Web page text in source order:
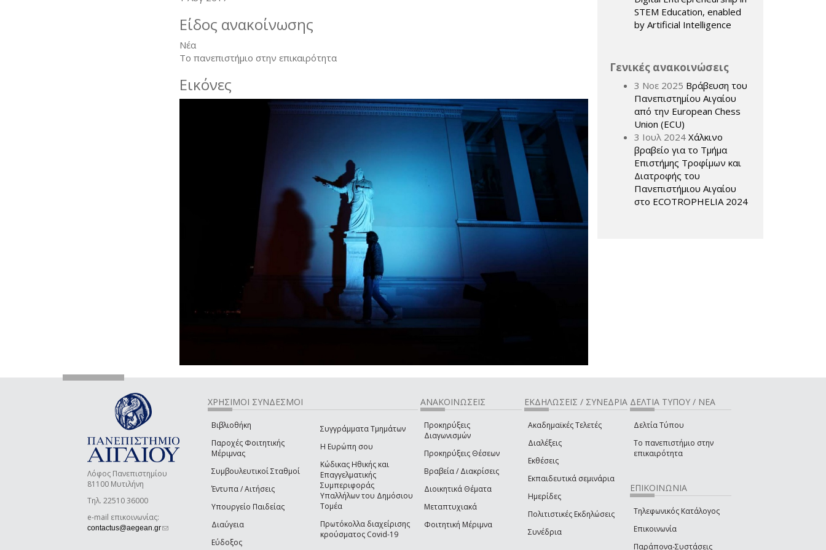
Είδος ανακοίνωσης
Νέα
Το πανεπιστήμιο στην επικαιρότητα
Εικόνες
STEM Education, enabled
by Artificial Intelligence
Γενικές ανακοινώσεις
3 Νοε 2025 Βράβευση του
Πανεπιστημίου Αιγαίου
από την European Chess
Union (ECU)
3 Ιουλ 2024 Χάλκινο
βραβείο για το Τμήμα
Επιστήμης Τροφίμων και
Διατροφής του
Πανεπιστήμιου Αιγαίου
στο ECOTROPHELIA 2024
Λόφος Πανεπιστημίου
81100 Μυτιλήνη
Τηλ. 22510 36000
e-mail επικοινωνίας:
contactus@aegean.gr(link sends e-mail)
ΧΡΗΣΙΜΟΙ ΣΥΝΔΕΣΜΟΙ
Βιβλιοθήκη
Παροχές Φοιτητικής
Μέριμνας
Συμβουλευτικοί Σταθμοί
Έντυπα / Αιτήσεις
Υπουργείο Παιδείας
Διαύγεια
Εύδοξος
Συγγράμματα Τμημάτων
Η Ευρώπη σου
Κώδικας Ηθικής και
Επαγγελματικής
Συμπεριφοράς
Υπαλλήλων του Δημόσιου
Τομέα
Πρωτόκολλα διαχείρισης
κρούσματος Covid-19
ΑΝΑΚΟΙΝΩΣΕΙΣ
Προκηρύξεις
Διαγωνισμών
Προκηρύξεις Θέσεων
Βραβεία / Διακρίσεις
Διοικητικά Θέματα
Μεταπτυχιακά
Φοιτητική Μέριμνα
ΕΚΔΗΛΩΣΕΙΣ / ΣΥΝΕΔΡΙΑ
Ακαδημαϊκές Τελετές
Διαλέξεις
Εκθέσεις
Εκπαιδευτικά σεμινάρια
Ημερίδες
Πολιτιστικές Εκδηλώσεις
Συνέδρια
ΔΕΛΤΙΑ ΤΥΠΟΥ / ΝΕΑ
Δελτία Τύπου
Το πανεπιστήμιο στην
επικαιρότητα
ΕΠΙΚΟΙΝΩΝΙΑ
Τηλεφωνικός Κατάλογος
Επικοινωνία
Παράπονα-Συστάσεις